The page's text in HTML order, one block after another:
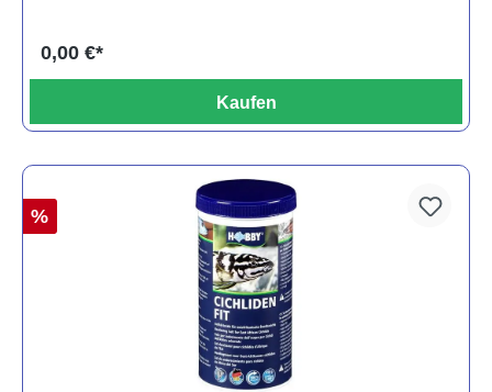
0,00 €*
Kaufen
%